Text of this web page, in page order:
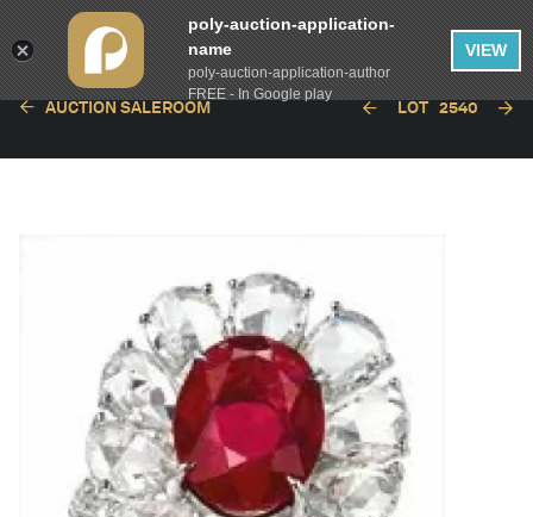
AUCTION SALEROOM LOT 2540
poly-auction-application-
name
poly-auction-application-author
FREE - In Google play
VIEW